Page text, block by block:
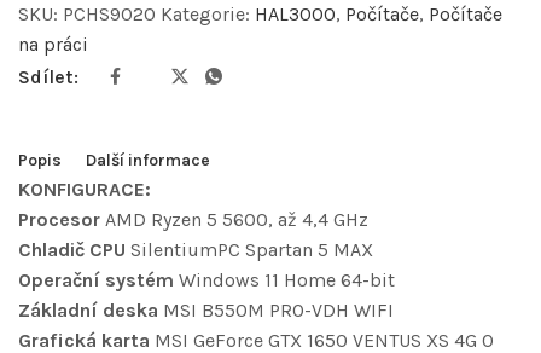
SKU: PCHS9020 Kategorie: HAL3000, Počítače, Počítače
na práci
Sdílet:
Popis Další informace
KONFIGURACE:
Procesor AMD Ryzen 5 5600, až 4,4 GHz
Chladič CPU SilentiumPC Spartan 5 MAX
Operační systém Windows 11 Home 64-bit
Základní deska MSI B550M PRO-VDH WIFI
Grafická karta MSI GeForce GTX 1650 VENTUS XS 4G O